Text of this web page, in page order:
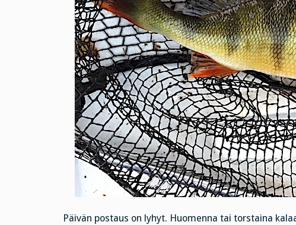
Päivän postaus on lyhyt. Huomenna tai torstaina